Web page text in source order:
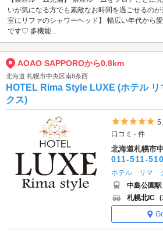
いが気になる方でも素敵なお時間を過ごせるの
室にリファのシャワーヘッド】 幅広い年代から
です♡ 多機能...
AOAO SAPPOROから0.8km
北海道 札幌市中央区南8条西
HOTEL Rima Style LUXE (ホテル リ
クス)
5
口コミ - 件
北海道札幌市
011-511-
ホテル リマ
中島公園
札幌北IC